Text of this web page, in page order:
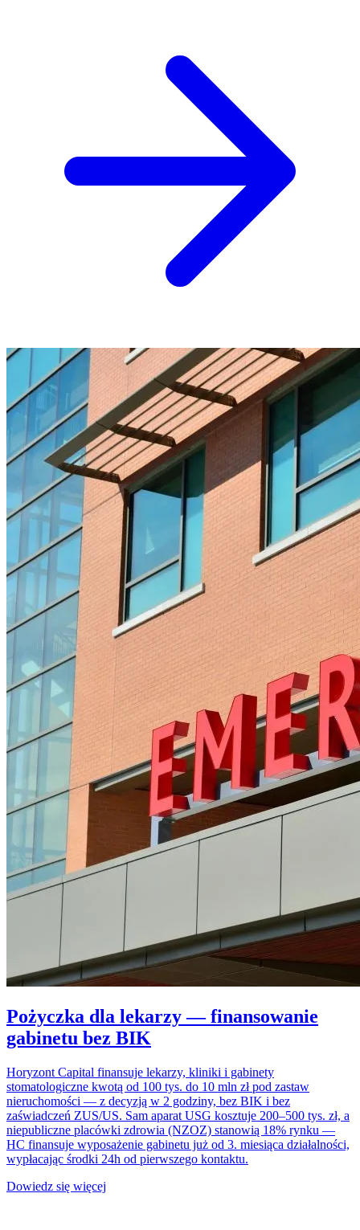
Pożyczka dla lekarzy — finansowanie
gabinetu bez BIK
Horyzont Capital finansuje lekarzy, kliniki i gabinety
stomatologiczne kwotą od 100 tys. do 10 mln zł pod zastaw
nieruchomości — z decyzją w 2 godziny, bez BIK i bez
zaświadczeń ZUS/US. Sam aparat USG kosztuje 200–500 tys. zł, a
niepubliczne placówki zdrowia (NZOZ) stanowią 18% rynku —
HC finansuje wyposażenie gabinetu już od 3. miesiąca działalności,
wypłacając środki 24h od pierwszego kontaktu.
Dowiedz się więcej